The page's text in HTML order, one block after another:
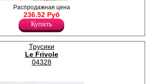
Возбуждающие кружевные
трусики с открытым
доступом.
Полиамид 84%
Спандекс 16%
Распродажная цена
236.52 Руб
Купить
Трусики
Le Frivole
04328